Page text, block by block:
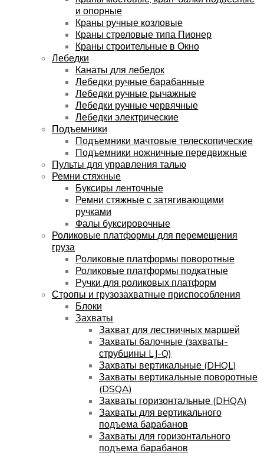
и опорные
Краны ручные козловые
Краны стреловые типа Пионер
Краны строительные в Окно
Лебедки
Канаты для лебедок
Лебедки ручные барабанные
Лебедки ручные рычажные
Лебедки ручные червячные
Лебедки электрические
Подъемники
Подъемники мачтовые телескопические
Подъемники ножничные передвижные
Пульты для управления талью
Ремни стяжные
Буксиры ленточные
Ремни стяжные с затягивающими
ручками
Фалы буксировочные
Роликовые платформы для перемещения
груза
Роликовые платформы поворотные
Роликовые платформы подкатные
Ручки для роликовых платформ
Стропы и грузозахватные приспособления
Блоки
Захваты
Захват для лестничных маршей
Захваты балочные (захваты-
струбцины LJ-Q)
Захваты вертикальные (DHQL)
Захваты вертикальные поворотные
(DSQA)
Захваты горизонтальные (DHQA)
Захваты для вертикального
подъема барабанов
Захваты для горизонтального
подъема барабанов